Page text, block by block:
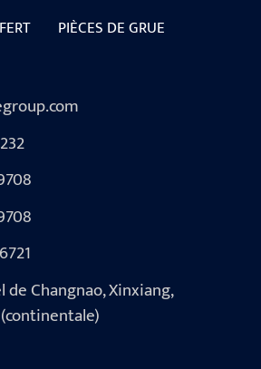
PIÈCES DE GRUE
Changnao, Xinxiang,